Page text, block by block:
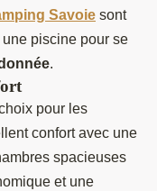
Savoie sont
piscine pour se
.
pour les
confort avec une
spacieuses
et une